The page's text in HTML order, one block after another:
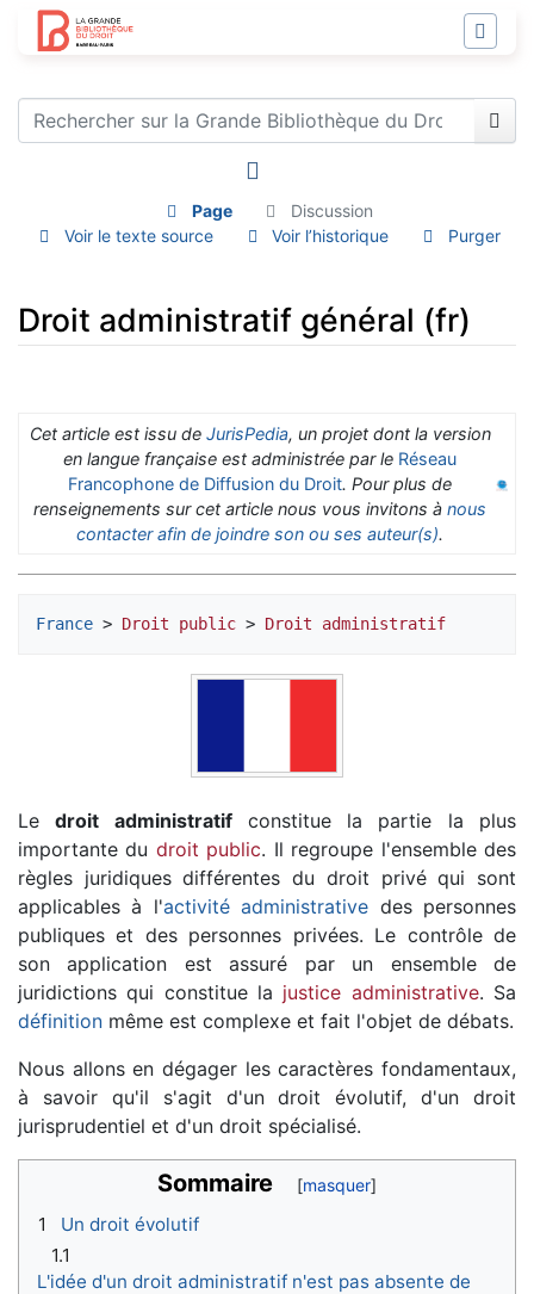
Page
Discussion
Voir le texte source
Voir l’historique Purger
Droit administratif général (fr)
Cet article est issu de JurisPedia, un projet dont la version
en langue française est administrée par le Réseau
Francophone de Diffusion du Droit. Pour plus de
renseignements sur cet article nous vous invitons à nous
contacter afin de joindre son ou ses auteur(s).
France > Droit public > Droit administratif
Ledroit administratifconstitue la partie la plus
importante du droit public. Il regroupe l'ensemble des
règles juridiques différentes du droit privé qui sont
applicables à l'activité administrative des personnes
publiques et des personnes privées. Le contrôle de
son application est assuré par un ensemble de
juridictions qui constitue la justice administrative. Sa
définition même est complexe et fait l'objet de débats.
Nous allons en dégager les caractères fondamentaux,
à savoir qu'il s'agit d'un droit évolutif, d'un droit
jurisprudentiel et d'un droit spécialisé.
Sommaire
1
Un droit évolutif
1.1
L'idée d'un droit administratif n'est pas absente de